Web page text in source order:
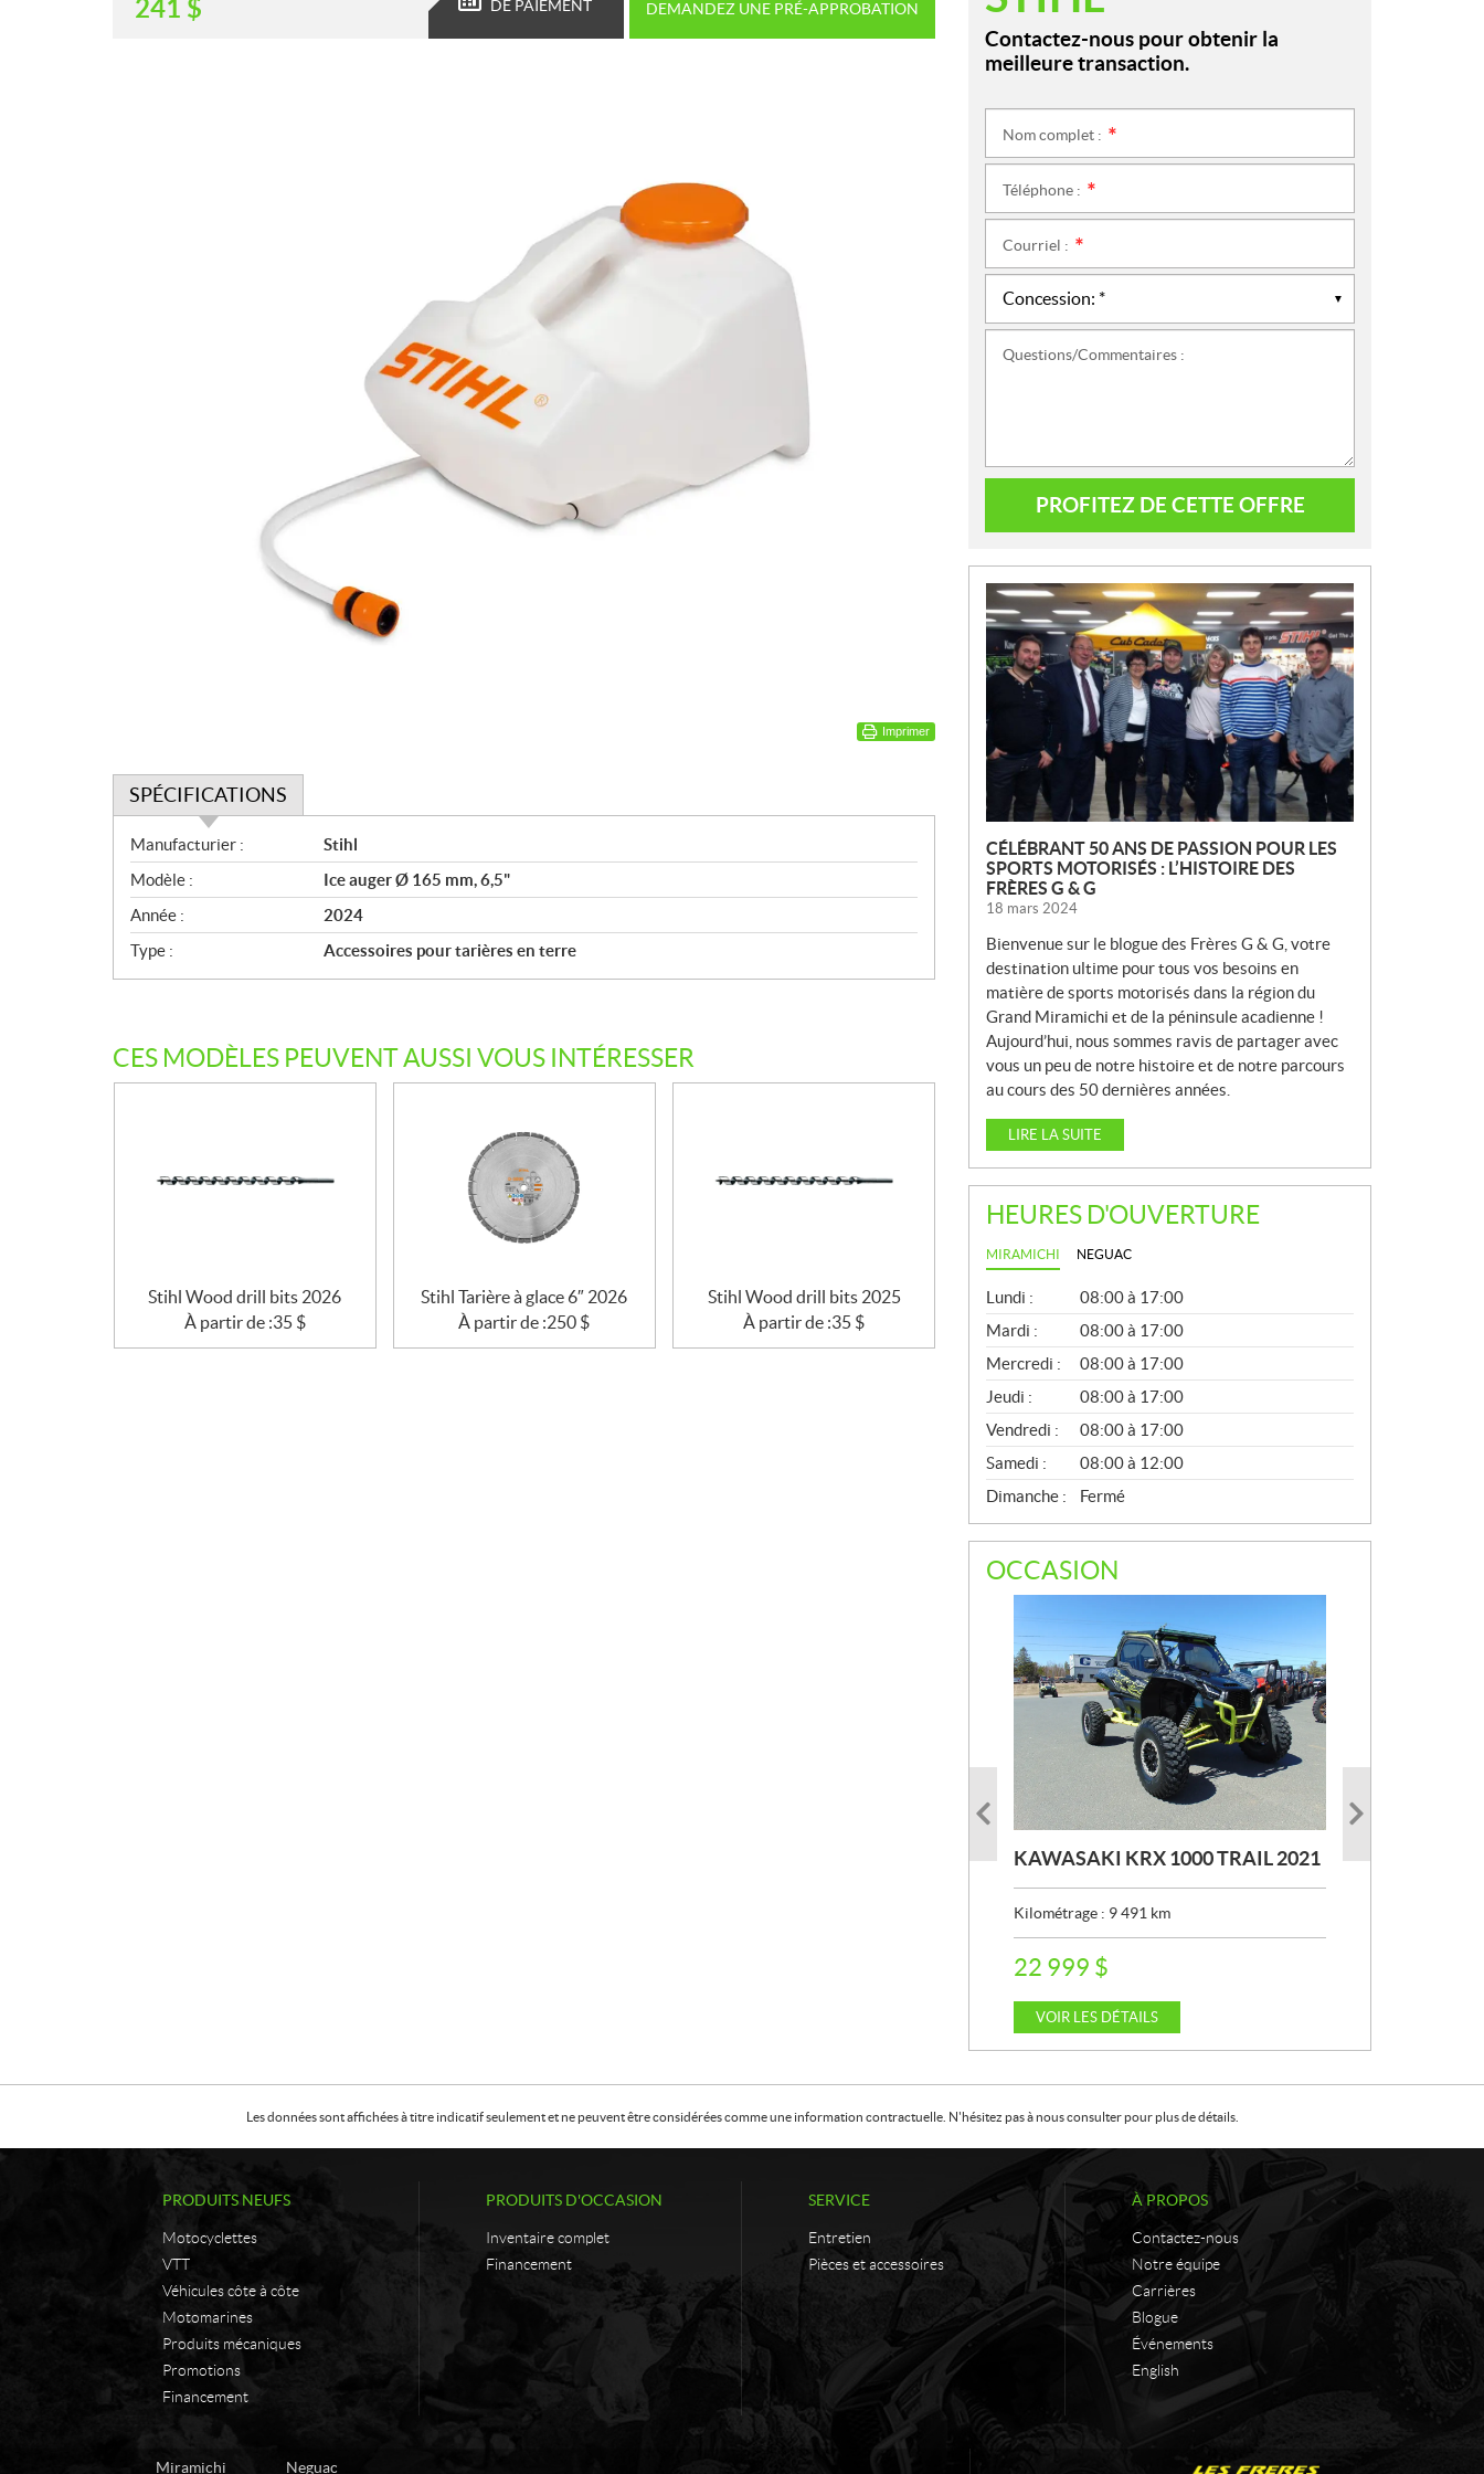
241 $
DE PAIEMENT
DEMANDEZ UNE PRÉ-APPROBATION
Imprimer
SPÉCIFICATIONS
S
p
é
c
i
f
i
t
i
Manufacturier :
Stihl
Modèle :
Ice auger Ø 165 mm, 6,5"
Année :
2024
Type :
Accessoires pour tarières en terre
CES MODÈLES PEUVENT AUSSI VOUS INTÉRESSER
Stihl Wood drill bits 2026
À partir de :35 $
Stihl Tarière à glace 6″ 2026
À partir de :250 $
Stihl Wood drill bits 2025
À partir de :35 $
Contactez-nous pour obtenir la
meilleure transaction.
Nom complet :
Téléphone :
Courriel :
Questions/Commentaires :
PROFITEZ DE CETTE OFFRE
N
O
U
V
L
L
S
CÉLÉBRANT 50 ANS DE PASSION POUR LES
SPORTS MOTORISÉS : L’HISTOIRE DES
FRÈRES G & G
18 mars 2024
Bienvenue sur le blogue des Frères G & G, votre
destination ultime pour tous vos besoins en
matière de sports motorisés dans la région du
Grand Miramichi et de la péninsule acadienne !
Aujourd’hui, nous sommes ravis de partager avec
vous un peu de notre histoire et de notre parcours
au cours des 50 dernières années.
LIRE LA SUITE
HEURES D'OUVERTURE
MIRAMICHI NEGUAC
G
É
N
É
R
A
L
Lundi :
08:00 à 17:00
Mardi :
08:00 à 17:00
Mercredi :
08:00 à 17:00
Jeudi :
08:00 à 17:00
Vendredi :
08:00 à 17:00
Samedi :
08:00 à 12:00
Dimanche :
Fermé
OCCASION
KAWASAKI KRX 1000 TRAIL 2021
Kilométrage : 9 491 km
P
R
I
:
22 999 $
VOIR LES DÉTAILS
KAWASAKI TERYX 2016
Kilométrage : 39 162km
P
R
I
:
6 899 $
VOIR LES DÉTAILS
KAWASAKI KLE 500 SE 2026
Kilométrage : 911 km
P
R
I
:
8 499 $
VOIR LES DÉTAILS
Les données sont affichées à titre indicatif seulement et ne peuvent être considérées comme une information contractuelle. N'hésitez pas à nous consulter pour plus de détails.
PRODUITS NEUFS
Motocyclettes
VTT
Véhicules côte à côte
Motomarines
Produits mécaniques
Promotions
Financement
PRODUITS D'OCCASION
Inventaire complet
Financement
SERVICE
Entretien
Pièces et accessoires
À PROPOS
Contactez-nous
Notre équipe
Carrières
Blogue
Événements
English
Miramichi
Neguac